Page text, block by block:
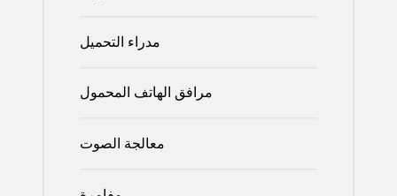
مدراء التحميل
مرافق الهاتف المحمول
معالجة الصوت